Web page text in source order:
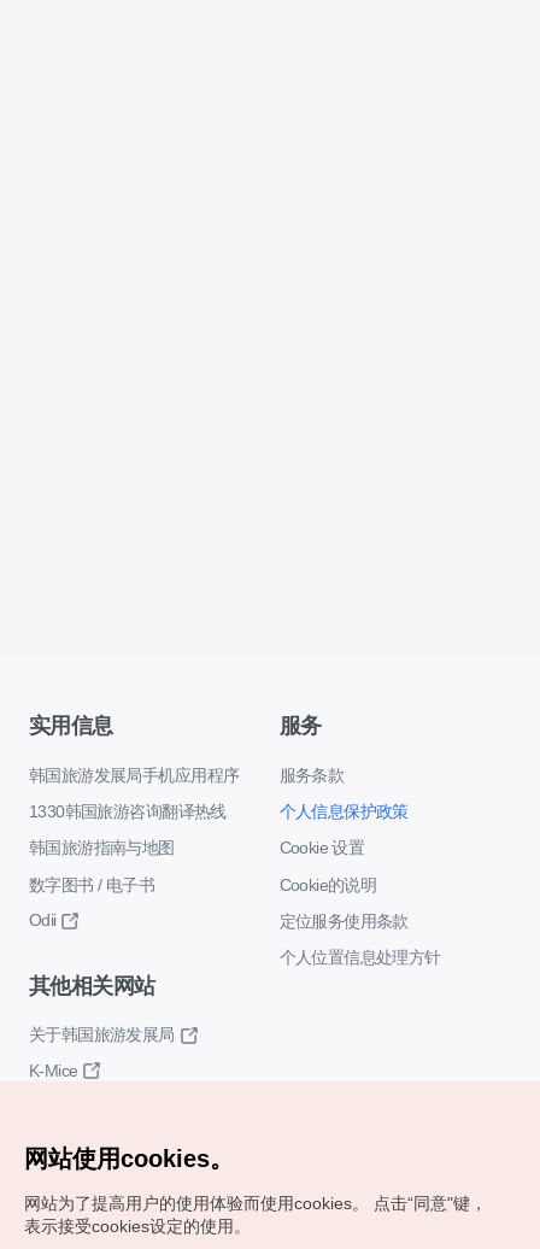
实用信息
韩国旅游发展局手机应用程序
1330韩国旅游咨询翻译热线
韩国旅游指南与地图
数字图书 / 电子书
Odii
服务
服务条款
个人信息保护政策
Cookie 设置
Cookie的说明
定位服务使用条款
个人位置信息处理方针
其他相关网站
关于韩国旅游发展局
K-Mice
网站使用cookies。
网站为了提高用户的使用体验而使用cookies。
点击“同意"键，
表示接受cookies设定的使用。